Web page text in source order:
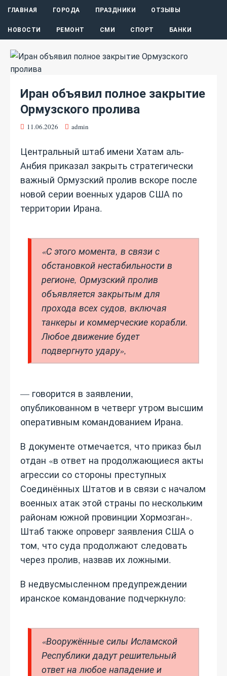
ГЛАВНАЯ ГОРОДА ПРАЗДНИКИ ОТЗЫВЫ
НОВОСТИ РЕМОНТ СМИ СПОРТ БАНКИ
Иран объявил полное закрытие
Ормузского пролива
11.06.2026 admin
Центральный штаб имени Хатам аль-
Анбия приказал закрыть стратегически
важный Ормузский пролив вскоре после
новой серии военных ударов США по
территории Ирана.
«С этого момента, в связи с
обстановкой нестабильности в
регионе, Ормузский пролив
объявляется закрытым для
прохода всех судов, включая
танкеры и коммерческие корабли.
Любое движение будет
подвергнуто удару»,
— говорится в заявлении,
опубликованном в четверг утром высшим
оперативным командованием Ирана.
В документе отмечается, что приказ был
отдан «в ответ на продолжающиеся акты
агрессии со стороны преступных
Соединённых Штатов и в связи с началом
военных атак этой страны по нескольким
районам южной провинции Хормозган».
Штаб также опроверг заявления США о
том, что суда продолжают следовать
через пролив, назвав их ложными.
В недвусмысленном предупреждении
иранское командование подчеркнуло:
«Вооружённые силы Исламской
Республики дадут решительный
ответ на любое нападение и